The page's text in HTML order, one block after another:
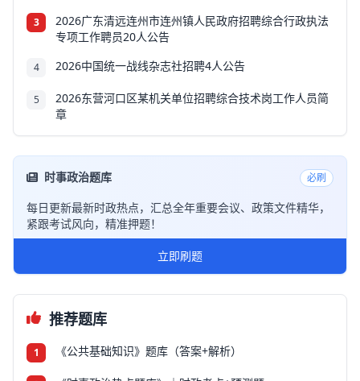
3
2026广东清远连州市连州镇人民政府招聘综合行政执法
专项工作聘员20人公告
4 2026中国统一战线杂志社招聘4人公告
5
2026东营河口区某机关单位招聘综合技术岗工作人员简
章
时事政治题库 必刷
每日更新最新时政热点，汇总全年重要会议、政策文件精华，
紧跟考试风向，精准押题！
立即刷题
推荐题库
1 《公共基础知识》题库（答案+解析）